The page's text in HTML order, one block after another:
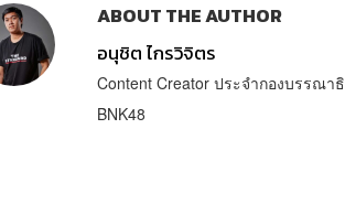
ABOUT THE AUTHOR
อนุชิต ไกรวิจิตร
Content Creator ประจำกองบรรณ
BNK48